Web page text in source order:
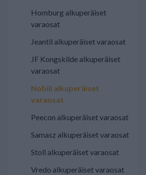
Homburg alkuperäiset
varaosat
Jeantil alkuperäiset varaosat
JF Kongskilde alkuperäiset
varaosat
Nobili alkuperäiset
varaosat
Peecon alkuperäiset varaosat
Samasz alkuperäiset varaosat
Stoll alkuperäiset varaosat
Vredo alkuperäiset varaosat